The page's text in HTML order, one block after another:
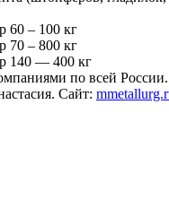
60 – 100 кг
70 – 800 кг
140 — 400 кг
по всей России.
Сайт: